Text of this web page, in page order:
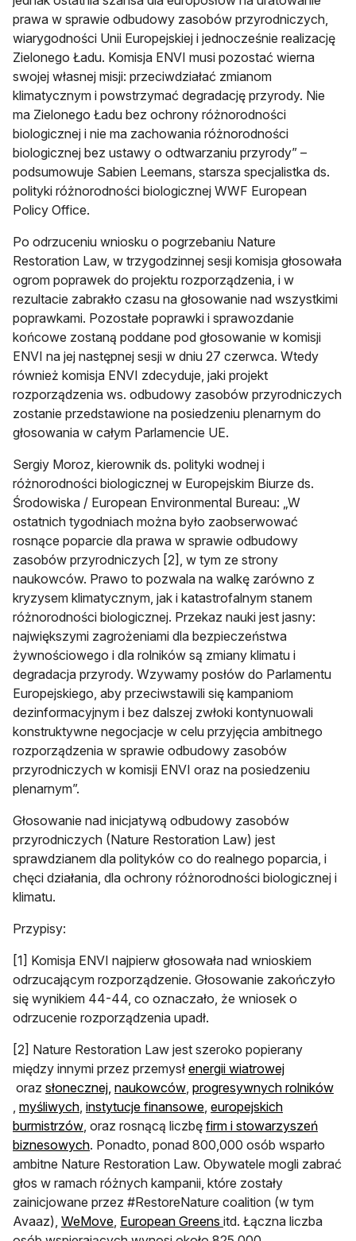
prawa w sprawie odbudowy zasobów przyrodniczych,
wiarygodności Unii Europejskiej i jednocześnie realizację
Zielonego Ładu. Komisja ENVI musi pozostać wierna
swojej własnej misji: przeciwdziałać zmianom
klimatycznym i powstrzymać degradację przyrody. Nie
ma Zielonego Ładu bez ochrony różnorodności
biologicznej i nie ma zachowania różnorodności
biologicznej bez ustawy o odtwarzaniu przyrody” –
podsumowuje Sabien Leemans, starsza specjalistka ds.
polityki różnorodności biologicznej WWF European
Policy Office.
Po odrzuceniu wniosku o pogrzebaniu Nature
Restoration Law, w trzygodzinnej sesji komisja głosowała
ogrom poprawek do projektu rozporządzenia, i w
rezultacie zabrakło czasu na głosowanie nad wszystkimi
poprawkami. Pozostałe poprawki i sprawozdanie
końcowe zostaną poddane pod głosowanie w komisji
ENVI na jej następnej sesji w dniu 27 czerwca. Wtedy
również komisja ENVI zdecyduje, jaki projekt
rozporządzenia ws. odbudowy zasobów przyrodniczych
zostanie przedstawione na posiedzeniu plenarnym do
głosowania w całym Parlamencie UE.
Sergiy Moroz, kierownik ds. polityki wodnej i
różnorodności biologicznej w Europejskim Biurze ds.
Środowiska / European Environmental Bureau: „W
ostatnich tygodniach można było zaobserwować
rosnące poparcie dla prawa w sprawie odbudowy
zasobów przyrodniczych [2], w tym ze strony
naukowców. Prawo to pozwala na walkę zarówno z
kryzysem klimatycznym, jak i katastrofalnym stanem
różnorodności biologicznej. Przekaz nauki jest jasny:
największymi zagrożeniami dla bezpieczeństwa
żywnościowego i dla rolników są zmiany klimatu i
degradacja przyrody. Wzywamy posłów do Parlamentu
Europejskiego, aby przeciwstawili się kampaniom
dezinformacyjnym i bez dalszej zwłoki kontynuowali
konstruktywne negocjacje w celu przyjęcia ambitnego
rozporządzenia w sprawie odbudowy zasobów
przyrodniczych w komisji ENVI oraz na posiedzeniu
plenarnym”.
Głosowanie nad inicjatywą odbudowy zasobów
przyrodniczych (Nature Restoration Law) jest
sprawdzianem dla polityków co do realnego poparcia, i
chęci działania, dla ochrony różnorodności biologicznej i
klimatu.
Przypisy:
[1] Komisja ENVI najpierw głosowała nad wnioskiem
odrzucającym rozporządzenie. Głosowanie zakończyło
się wynikiem 44-44, co oznaczało, że wniosek o
odrzucenie rozporządzenia upadł.
[2] Nature Restoration Law jest szeroko popierany
między innymi przez przemysł energii wiatrowej
otwiera się w nowej karcie
oraz słonecznej, otwiera się w nowej karcie
naukowcówotwiera się w nowej karcie
, progresywnych rolników
otwiera się w nowej karcie
, myśliwychotwiera się w nowej karcie
, instytucje finansoweotwiera się w nowej karcie
, europejskich
burmistrzówotwiera się w nowej karcie
, oraz rosnącą liczbę firm i stowarzyszeń
biznesowychotwiera się w nowej karcie
. Ponadto, ponad 800,000 osób wsparło
ambitne Nature Restoration Law. Obywatele mogli zabrać
głos w ramach różnych kampanii, które zostały
zainicjowane przez #RestoreNature coalition (w tym
Avaaz), WeMoveotwiera się w nowej karcie
, European Greens otwiera się w nowej
itd. Łączna liczba